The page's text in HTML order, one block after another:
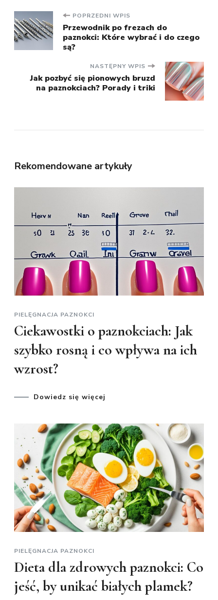
Nawigacja
wpisu
POPRZEDNI WPIS
Przewodnik po frezach do
paznokci: Które wybrać i do czego
są?
NASTĘPNY WPIS
Jak pozbyć się pionowych bruzd
na paznokciach? Porady i triki
Rekomendowane artykuły
PIELĘGNACJA PAZNOKCI
Ciekawostki o paznokciach: Jak
szybko rosną i co wpływa na ich
wzrost?
Dowiedz się więcej
PIELĘGNACJA PAZNOKCI
Dieta dla zdrowych paznokci: Co
jeść, by unikać białych plamek?